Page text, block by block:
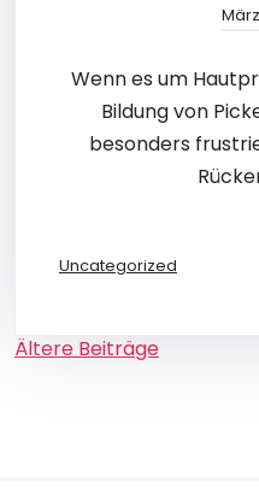
Wenn es um
Bildung von
besonders
Uncategorized
Ältere Beiträge